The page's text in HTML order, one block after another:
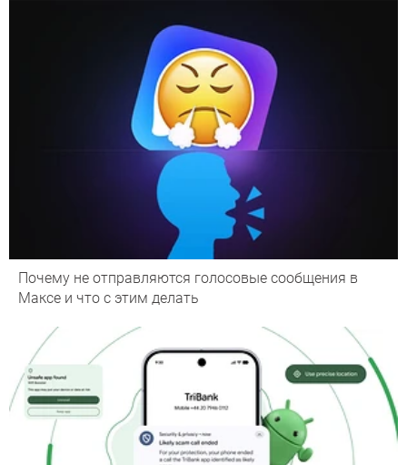
Почему не отправляются голосовые сообщения в
Максе и что с этим делать